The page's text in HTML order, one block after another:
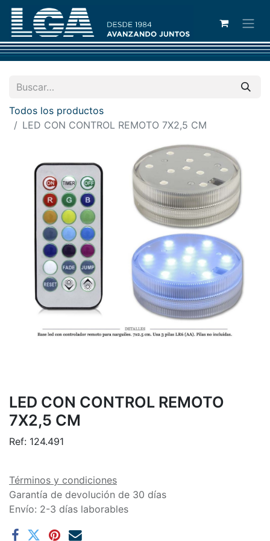
Todos los productos
LED CON CONTROL REMOTO 7X2,5 CM
LED CON CONTROL REMOTO
7X2,5 CM
Ref: 124.491
Términos y condiciones
Garantía de devolución de 30 días
Envío: 2-3 días laborables